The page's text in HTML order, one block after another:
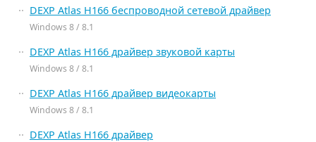
DEXP Atlas H166 беспроводной сетевой драйвер
Windows 8 / 8.1
DEXP Atlas H166 драйвер звуковой карты
Windows 8 / 8.1
DEXP Atlas H166 драйвер видеокарты
Windows 8 / 8.1
DEXP Atlas H166 драйвер